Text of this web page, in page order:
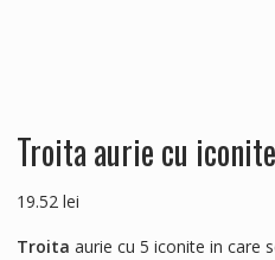
Troita aurie cu iconite
19.52 lei
Troita aurie cu 5 iconite in care